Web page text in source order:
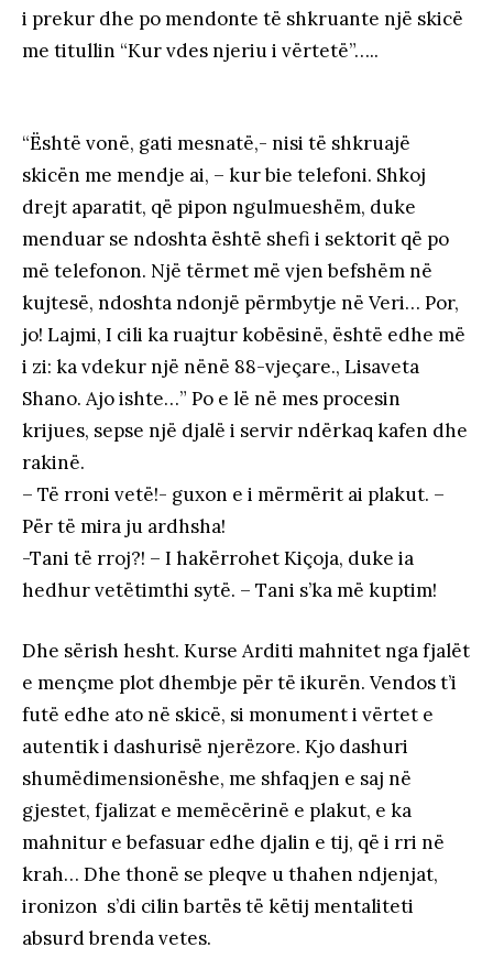
i prekur dhe po mendonte të shkruante një skicë
me titullin “Kur vdes njeriu i vërtetë”…..
“Është vonë, gati mesnatë,- nisi të shkruajë
skicën me mendje ai, – kur bie telefoni. Shkoj
drejt aparatit, që pipon ngulmueshëm, duke
menduar se ndoshta është shefi i sektorit që po
më telefonon. Një tërmet më vjen befshëm në
kujtesë, ndoshta ndonjë përmbytje në Veri… Por,
jo! Lajmi, I cili ka ruajtur kobësinë, është edhe më
i zi: ka vdekur një nënë 88-vjeçare., Lisaveta
Shano. Ajo ishte…” Po e lë në mes procesin
krijues, sepse një djalë i servir ndërkaq kafen dhe
rakinë.
– Të rroni vetë!- guxon e i mërmërit ai plakut. –
Për të mira ju ardhsha!
-Tani të rroj?! – I hakërrohet Kiçoja, duke ia
hedhur vetëtimthi sytë. – Tani s’ka më kuptim!
Dhe sërish hesht. Kurse Arditi mahnitet nga fjalët
e mençme plot dhembje për të ikurën. Vendos t’i
futë edhe ato në skicë, si monument i vërtet e
autentik i dashurisë njerëzore. Kjo dashuri
shumëdimensionëshe, me shfaqjen e saj në
gjestet, fjalizat e memëcërinë e plakut, e ka
mahnitur e befasuar edhe djalin e tij, që i rri në
krah… Dhe thonë se pleqve u thahen ndjenjat,
ironizon s’di cilin bartës të këtij mentaliteti
absurd brenda vetes.